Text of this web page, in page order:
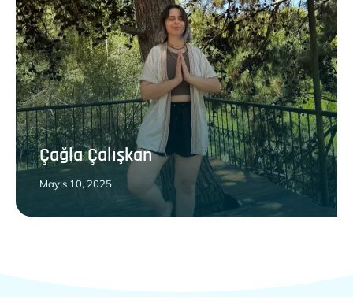
Çağla Çalışkan
Mayıs 10, 2025